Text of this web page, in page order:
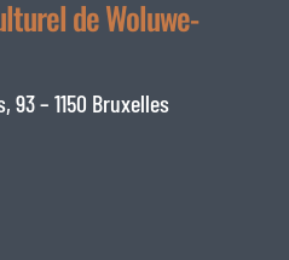
de Woluwe-
93 – 1150 Bruxelles